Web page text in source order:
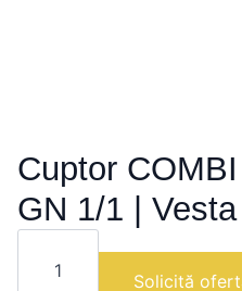
Cuptor
GN 1/1 |
Cantitate
COMBI
Solicită